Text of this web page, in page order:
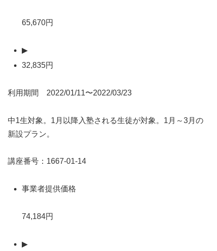
65,670円
▶
32,835円
利用期間 2022/01/11〜2022/03/23
中1生対象。1月以降入塾される生徒が対象。1月～3月の
新設プラン。
講座番号：1667-01-14
事業者提供価格
74,184円
▶